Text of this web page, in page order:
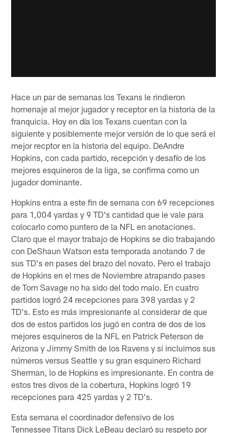
Hace un par de semanas los Texans le rindieron
homenaje al mejor jugador y receptor en la historia de la
franquicia. Hoy en día los Texans cuentan con la
siguiente y posiblemente mejor versión de lo que será el
mejor recptor en la historia del equipo. DeAndre
Hopkins, con cada partido, recepción y desafío de los
mejores esquineros de la liga, se confirma como un
jugador dominante.
Hopkins entra a este fin de semana con 69 recepciones
para 1,004 yardas y 9 TD's cantidad que le vale para
colocarlo como puntero de la NFL en anotaciones.
Claro que el mayor trabajo de Hopkins se dio trabajando
con DeShaun Watson esta temporada anotando 7 de
sus TD's en pases del brazo del novato. Pero el trabajo
de Hopkins en el mes de Noviembre atrapando pases
de Tom Savage no ha sido del todo malo. En cuatro
partidos logró 24 recepciones para 398 yardas y 2
TD's. Esto es más impresionante al considerar de que
dos de estos partidos los jugó en contra de dos de los
mejores esquineros de la NFL en Patrick Peterson de
Arizona y Jimmy Smith de los Ravens y si incluimos sus
números versus Seattle y su gran esquinero Richard
Sherman, lo de Hopkins es impresionante. En contra de
estos tres divos de la cobertura, Hopkins logró 19
recepciones para 425 yardas y 2 TD's.
Esta semana el coordinador defensivo de los
Tennessee Titans Dick LeBeau declaró su respeto por